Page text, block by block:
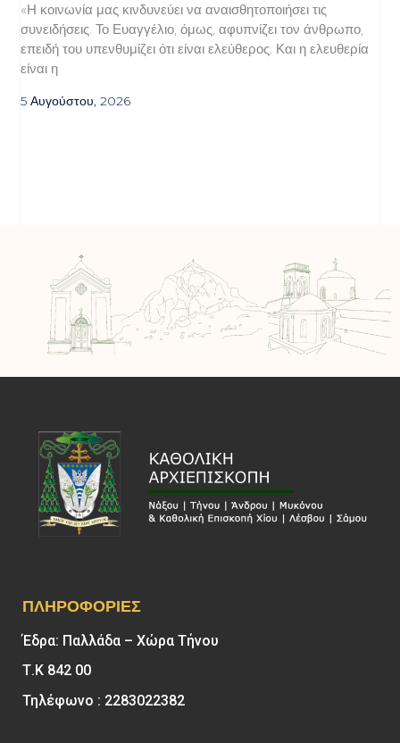
«Η κοινωνία μας κινδυνεύει να αναισθητοποιήσει τις
συνειδήσεις. Το Ευαγγέλιο, όμως, αφυπνίζει τον άνθρωπο,
επειδή του υπενθυμίζει ότι είναι ελεύθερος. Και η ελευθερία
είναι η
5 Αυγούστου, 2026
ΠΛΗΡΟΦΟΡΊΕΣ
Έδρα: Παλλάδα – Χώρα Τήνου
Τ.Κ 842 00
Τηλέφωνο : 2283022382